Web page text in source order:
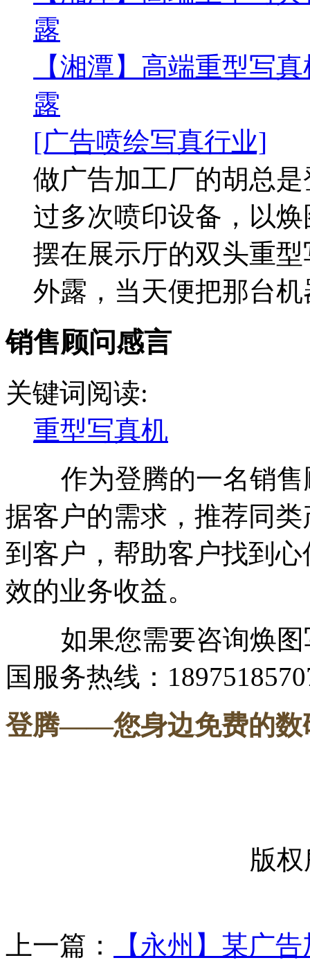
露
【湘潭】高端重型写
露
[广告喷绘写真行业]
做广告加工厂的胡总
过多次喷印设备，以
摆在展示厅的双头重
外露，当天便把那台
销售顾问感言
关键词阅读:
重型写真机
作为登腾的一名销售
据客户的需求，推荐同
到客户，帮助客户找到
效的业务收益。
如果您需要咨询焕图
国服务热线：
登腾——您身边免费的数
版
上一篇：
【永州】某广